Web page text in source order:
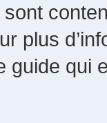
sont
plus
guide qui